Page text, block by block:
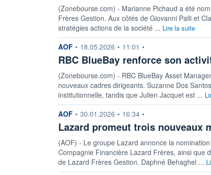
(Zonebourse.com) - Marianne Pichaud a été
Frères Gestion. Aux côtés de Giovanni Palli et
stratégies actions de la société ... Lire la suite
information fournie par
AOF • 18.05.2026 • 11:01 •
RBC BlueBay renforce son
(Zonebourse.com) - RBC BlueBay Asset
nouveaux cadres dirigeants. Suzanne Dos
institutionnelle, tandis que Julien Jacquet est ...
information fournie par
AOF • 30.01.2026 • 16:34 •
Lazard promeut trois nouveaux
(AOF) - Le groupe Lazard annonce la
Compagnie Financière Lazard Frères, ainsi que
de Lazard Frères Gestion. Daphné Behaghel ...